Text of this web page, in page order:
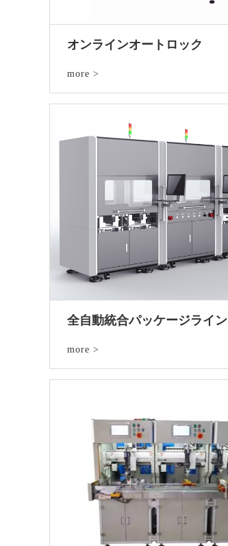
オンラインオートロック
more >
全自動統合パッケージライン
more >